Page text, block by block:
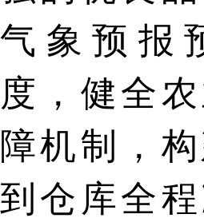
气象预报
度，健全
障机制，
到仓库全